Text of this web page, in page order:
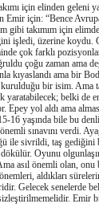
için elinden geleni
Emir için: “Bence
gibi takımım için
işledi, üzerine koydu.
çok farklı
çoğu zaman ama
kıyaslandı ama bir
bir isim. Ama
yaratabilecek; belki de
yol aldı ama
16 yaşında bile bu
sınavını verdi.
ile sivrildi, taş gediğini
Oyunu
asıl önemli olan, onu
aldıkları
Gelecek senelerde
Emir